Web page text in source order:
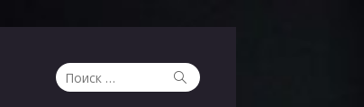
Поиск
по:
Поиск